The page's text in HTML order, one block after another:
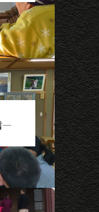
―